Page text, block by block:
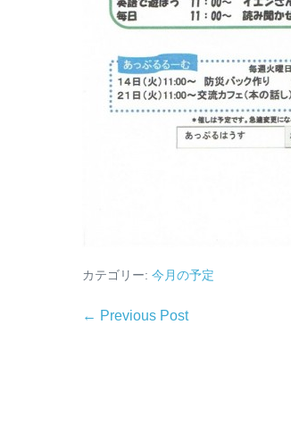
カテゴリー: 今月の予定
← Previous Post